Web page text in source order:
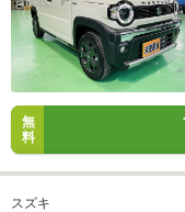
無
料
スズキ